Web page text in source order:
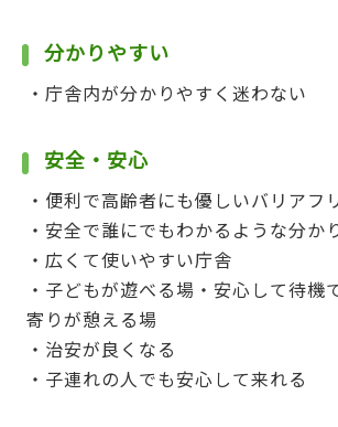
分かりやすい
・庁舎内が分かりやすく迷わない
安全・安心
・便利で高齢者にも優しいバリアフ
・安全で誰にでもわかるような分か
・広くて使いやすい庁舎
・子どもが遊べる場・安心して待機
寄りが憩える場
・治安が良くなる
・子連れの人でも安心して来れる